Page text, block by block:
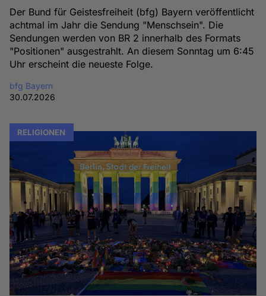
Der Bund für Geistesfreiheit (bfg) Bayern veröffentlicht
achtmal im Jahr die Sendung "Menschsein". Die
Sendungen werden von BR 2 innerhalb des Formats
"Positionen" ausgestrahlt. An diesem Sonntag um 6:45
Uhr erscheint die neueste Folge.
bfg Bayern
30.07.2026
RELIGIONEN